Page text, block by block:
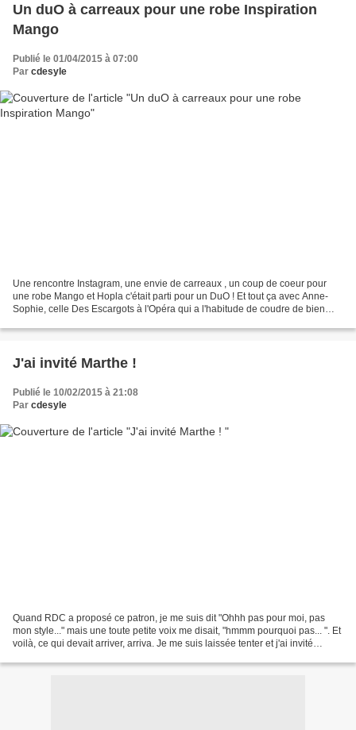
Un duO à carreaux pour une robe Inspiration
Mango
Publié le 01/04/2015 à 07:00
Par cdesyle
Une rencontre Instagram, une envie de carreaux , un coup de coeur pour
une robe Mango et Hopla c'était parti pour un DuO ! Et tout ça avec Anne-
Sophie, celle Des Escargots à l'Opéra qui a l'habitude de coudre de bien
J'ai invité Marthe !
Publié le 10/02/2015 à 21:08
Par cdesyle
Quand RDC a proposé ce patron, je me suis dit "Ohhh pas pour moi, pas
mon style..." mais une toute petite voix me disait, "hmmm pourquoi pas... ". Et
voilà, ce qui devait arriver, arriva. Je me suis laissée tenter et j'ai invité